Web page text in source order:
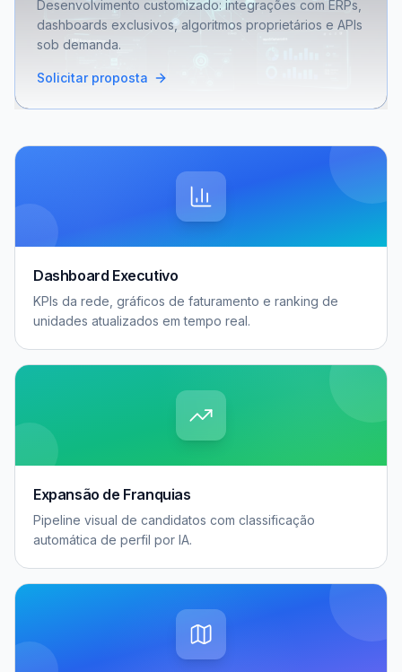
Desenvolvimento customizado: integrações com ERPs,
dashboards exclusivos, algoritmos proprietários e APIs
sob demanda.
Solicitar proposta
Dashboard Executivo
KPIs da rede, gráficos de faturamento e ranking de
unidades atualizados em tempo real.
Expansão de Franquias
Pipeline visual de candidatos com classificação
automática de perfil por IA.